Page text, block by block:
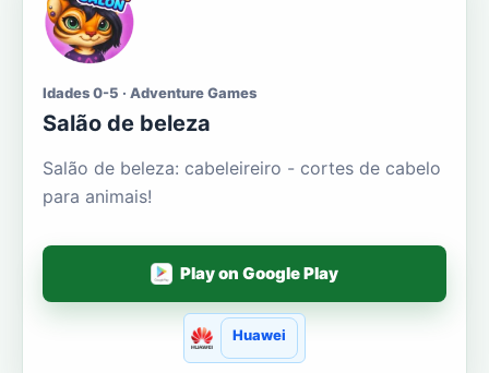
Idades 0-5 · Adventure Games
Salão de beleza
Salão de beleza: cabeleireiro - cortes de cabelo
para animais!
Play on Google Play
Huawei